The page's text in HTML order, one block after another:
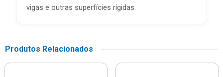
vigas e outras superfícies rígidas.
Produtos Relacionados